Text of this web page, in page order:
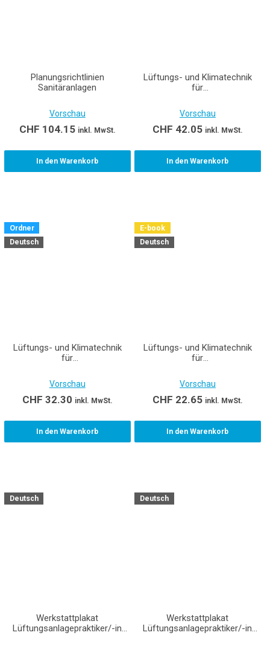
Planungsrichtlinien
Sanitäranlagen
Vorschau
CHF 104.15 inkl. MwSt.
In den Warenkorb
Lüftungs- und Klimatechnik
für
EFZ Teil 2 Gedruckte Ausgabe
inkl. E-Book
Vorschau
CHF 42.05 inkl. MwSt.
In den Warenkorb
Ordner
Deutsch
Lüftungs- und Klimatechnik
für
EFZ Teil 2
Vorschau
CHF 32.30 inkl. MwSt.
In den Warenkorb
E-book
Deutsch
Lüftungs- und Klimatechnik
für
EFZ Teil 2 (E-Book)
Vorschau
CHF 22.65 inkl. MwSt.
In den Warenkorb
Deutsch
Werkstattplakat
Lüftungsanlagepraktiker/-in
Deutsch
Werkstattplakat
Lüftungsanlagepraktiker/-in